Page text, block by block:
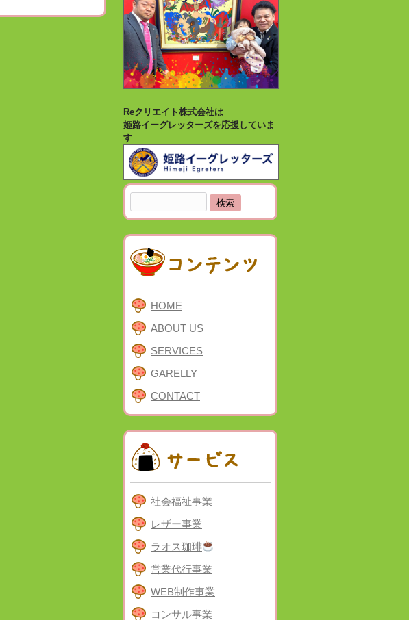
Reクリエイト株式会社は
姫路イーグレッターズを応援していま
す
索:
HOME
ABOUT US
SERVICES
GARELLY
CONTACT
社会福祉事業
レザー事業
ラオス珈琲
営業代行事業
WEB制作事業
コンサル事業